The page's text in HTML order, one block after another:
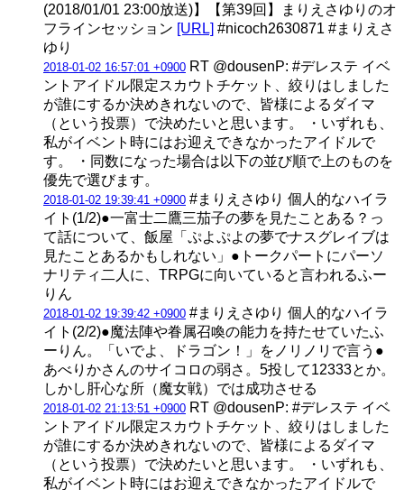
(2018/01/01 23:00放送)】【第39回】まりえさゆりのオ
フラインセッション [URL] #nicoch2630871 #まりえさ
ゆり
2018-01-02 16:57:01 +0900 RT @dousenP: #デレステ イベ
ントアイドル限定スカウトチケット、絞りはしました
が誰にするか決めきれないので、皆様によるダイマ
（という投票）で決めたいと思います。 ・いずれも、
私がイベント時にはお迎えできなかったアイドルで
す。 ・同数になった場合は以下の並び順で上のものを
優先で選びます。
2018-01-02 19:39:41 +0900 #まりえさゆり 個人的なハイラ
イト(1/2)●一富士二鷹三茄子の夢を見たことある？っ
て話について、飯屋「ぷよぷよの夢でナスグレイブは
見たことあるかもしれない」●トークパートにパーソ
ナリティ二人に、TRPGに向いていると言われるふー
りん
2018-01-02 19:39:42 +0900 #まりえさゆり 個人的なハイラ
イト(2/2)●魔法陣や眷属召喚の能力を持たせていたふ
ーりん。「いでよ、ドラゴン！」をノリノリで言う●
あべりかさんのサイコロの弱さ。5投して12333とか。
しかし肝心な所（魔女戦）では成功させる
2018-01-02 21:13:51 +0900 RT @dousenP: #デレステ イベ
ントアイドル限定スカウトチケット、絞りはしました
が誰にするか決めきれないので、皆様によるダイマ
（という投票）で決めたいと思います。 ・いずれも、
私がイベント時にはお迎えできなかったアイドルで